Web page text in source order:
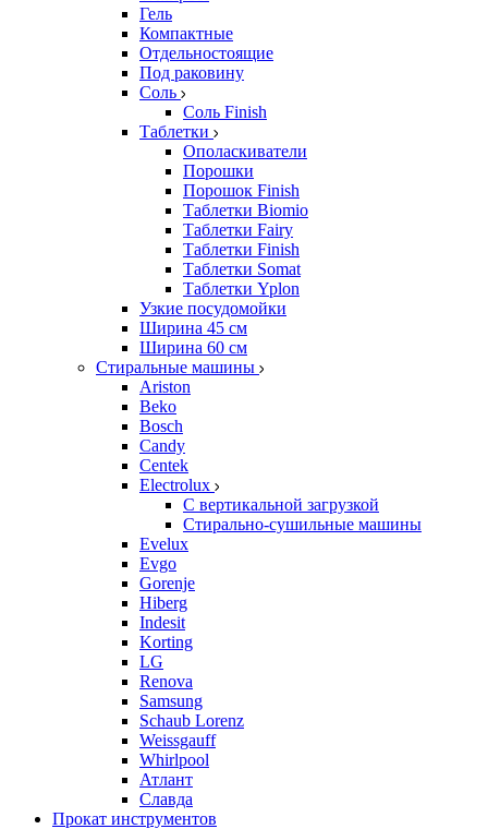
Гель
Компактные
Отдельностоящие
Под раковину
Соль
Соль Finish
Таблетки
Ополаскиватели
Порошки
Порошок Finish
Таблетки Biomio
Таблетки Fairy
Таблетки Finish
Таблетки Somat
Таблетки Yplon
Узкие посудомойки
Ширина 45 см
Ширина 60 см
Стиральные машины
Ariston
Beko
Bosch
Candy
Centek
Electrolux
С вертикальной загрузкой
Стирально-сушильные машины
Evelux
Evgo
Gorenje
Hiberg
Indesit
Korting
LG
Renova
Samsung
Schaub Lorenz
Weissgauff
Whirlpool
Атлант
Славда
Прокат инструментов